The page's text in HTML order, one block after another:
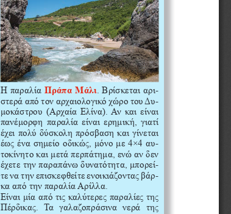
Η παραλία Πράπα Μάλι . Βρίσκεται αρι-
στερά από τον αρχαιολογικό χώρο του Δυ-
μοκάστρου (Αρχαία Ελίνα). Αν και είναι
πανέμορφη παραλία είναι ερημική, γιατί
έχει πολύ δύσκολη πρόσβαση και γίνεται
έως ένα σημείο οδικώς, μόνο με 4×4 αυ-
τοκίνητο και μετά περπάτημα, ενώ αν δεν
έχετε την παραπάνω δυνατότητα, μπορεί-
τε να την επισκεφθείτε ενοικιάζοντας βάρ-
κα από την παραλία Αρίλλα.
Είναι μία από τις καλύτερες παραλίες της
Πέρδικας.  Τα  γαλαζοπράσινα  νερά  της